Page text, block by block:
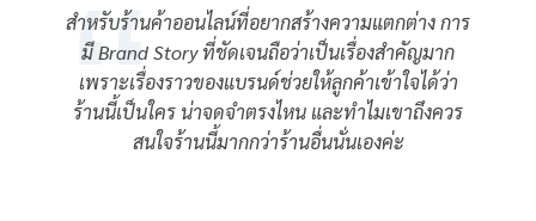
สำหรับร้านค้าออนไลน์ที่อยากสร้างความแตกต่าง การ
มี Brand Story ที่ชัดเจนถือว่าเป็นเรื่องสำคัญมาก
เพราะเรื่องราวของแบรนด์ช่วยให้ลูกค้าเข้าใจได้ว่า
ร้านนี้เป็นใคร น่าจดจำตรงไหน และทำไมเขาถึงควร
สนใจร้านนี้มากกว่าร้านอื่นนั่นเองค่ะ